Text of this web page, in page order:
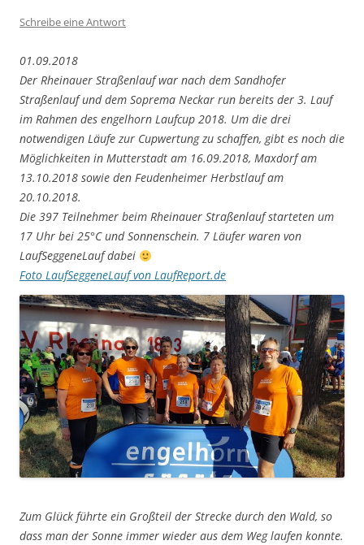
Schreibe eine Antwort
01.09.2018
Der Rheinauer Straßenlauf war nach dem Sandhofer
Straßenlauf und dem Soprema Neckar run bereits der 3. Lauf
im Rahmen des engelhorn Laufcup 2018. Um die drei
notwendigen Läufe zur Cupwertung zu schaffen, gibt es noch die
Möglichkeiten in Mutterstadt am 16.09.2018, Maxdorf am
13.10.2018 sowie den Feudenheimer Herbstlauf am
20.10.2018.
Die 397 Teilnehmer beim Rheinauer Straßenlauf starteten um
17 Uhr bei 25°C und Sonnenschein. 7 Läufer waren von
LaufSeggeneLauf dabei
Foto LaufSeggeneLauf von LaufReport.de
Zum Glück führte ein Großteil der Strecke durch den Wald, so
dass man der Sonne immer wieder aus dem Weg laufen konnte.